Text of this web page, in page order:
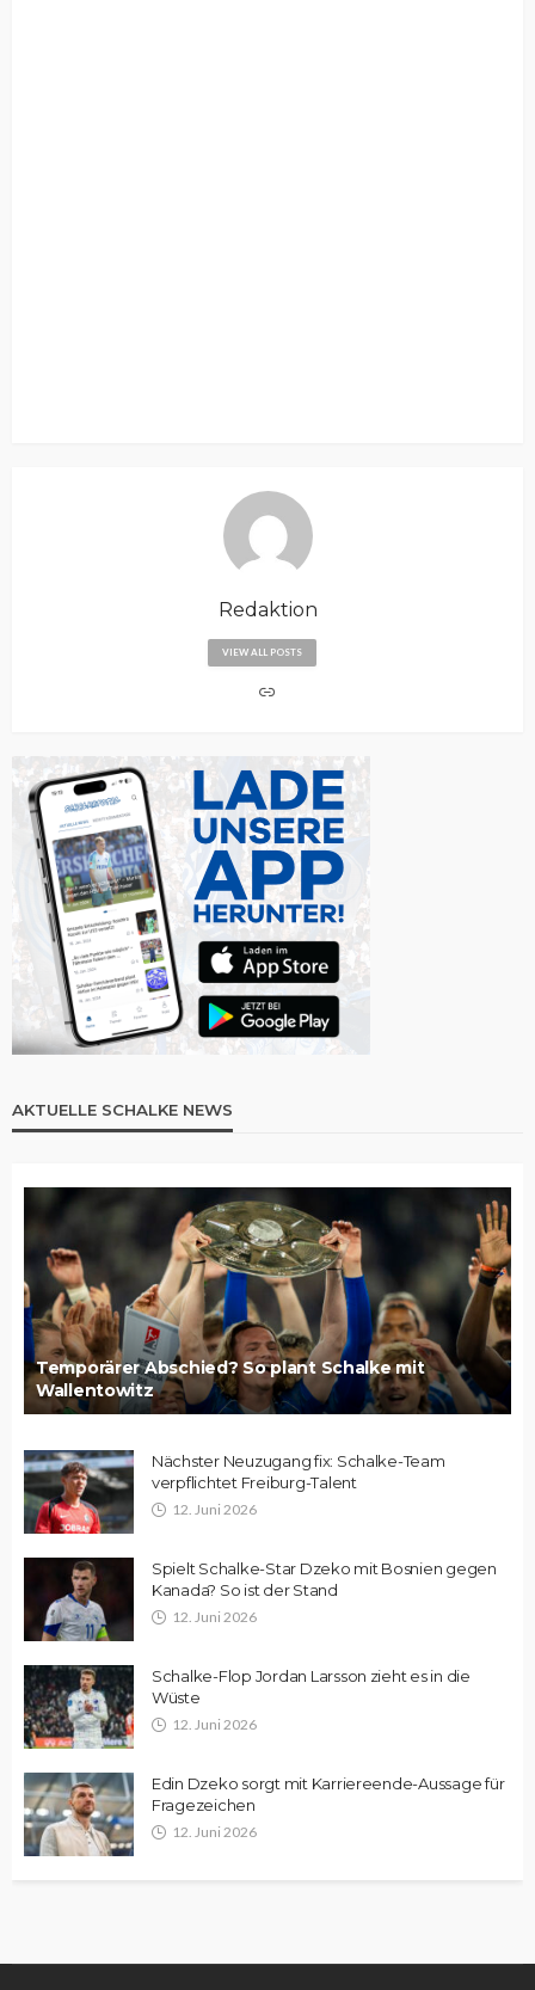
Redaktion
VIEW ALL POSTS
AKTUELLE SCHALKE NEWS
Temporärer Abschied? So plant Schalke mit
Wallentowitz
Nächster Neuzugang fix: Schalke-Team
verpflichtet Freiburg-Talent
12. Juni 2026
Spielt Schalke-Star Dzeko mit Bosnien gegen
Kanada? So ist der Stand
12. Juni 2026
Schalke-Flop Jordan Larsson zieht es in die
Wüste
12. Juni 2026
Edin Dzeko sorgt mit Karriereende-Aussage für
Fragezeichen
12. Juni 2026